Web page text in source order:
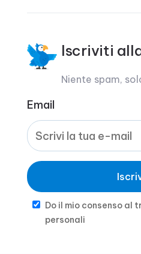
Iscriviti
Niente spam,
Email
Do il mio consenso
personali